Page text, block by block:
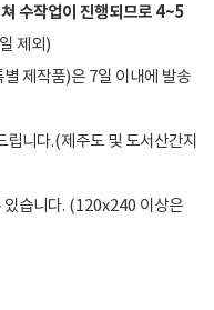
수작업이 진행되므로 4~5
제외)
제작품)은 7일 이내에 발송
니다.(제주도 및 도서산간지
있습니다. (120x240 이상은